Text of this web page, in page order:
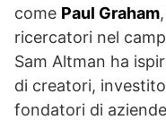
come Paul Graham,
ricercatori nel
Sam Altman ha
di creatori,
fondatori di